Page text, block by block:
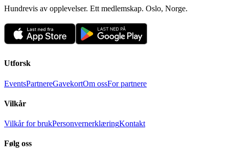
Hundrevis av opplevelser. Ett medlemskap. Oslo, Norge.
Utforsk
EventsPartnereGavekortOm ossFor partnere
Vilkår
Vilkår for brukPersonvernerklæringKontakt
Følg oss